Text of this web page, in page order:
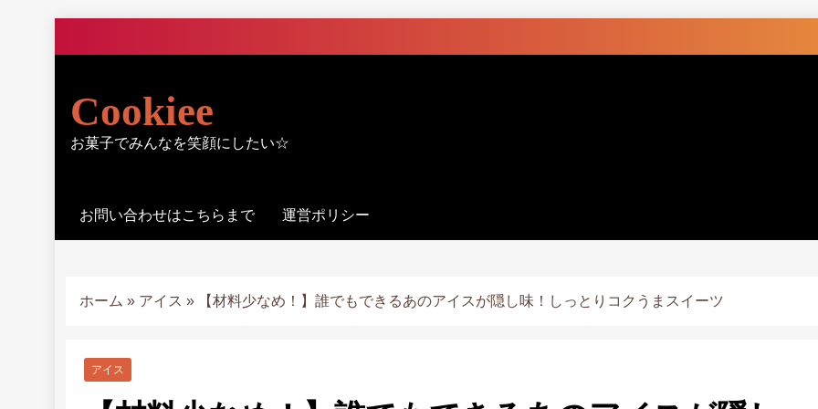
Cookiee
お菓子でみんなを笑顔にしたい☆
お問い合わせはこちらまで 運営ポリシー
ホーム » アイス » 【材料少なめ！】誰でもできるあのアイスが隠し味！しっとりコクうまスイーツ
アイス